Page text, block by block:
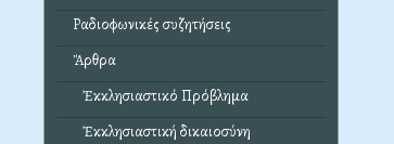
Ραδιοφωνικές συζητήσεις
Ἄρθρα
Ἐκκλησιαστικό Πρόβλημα
Ἐκκλησιαστική δικαιοσύνη